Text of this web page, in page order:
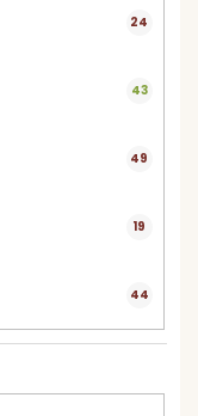
24
43
49
19
44